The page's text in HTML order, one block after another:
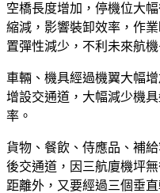
空橋長度增加，停機位大
縮減，影響裝卸效率，作
置彈性減少，不利未來航
車輛、機具經過機翼大幅
增設交通道，大幅減少機
率。
貨物、餐飲、侍應品、補
後交通道，因三航廈機坪
距離外，又要經過三個垂